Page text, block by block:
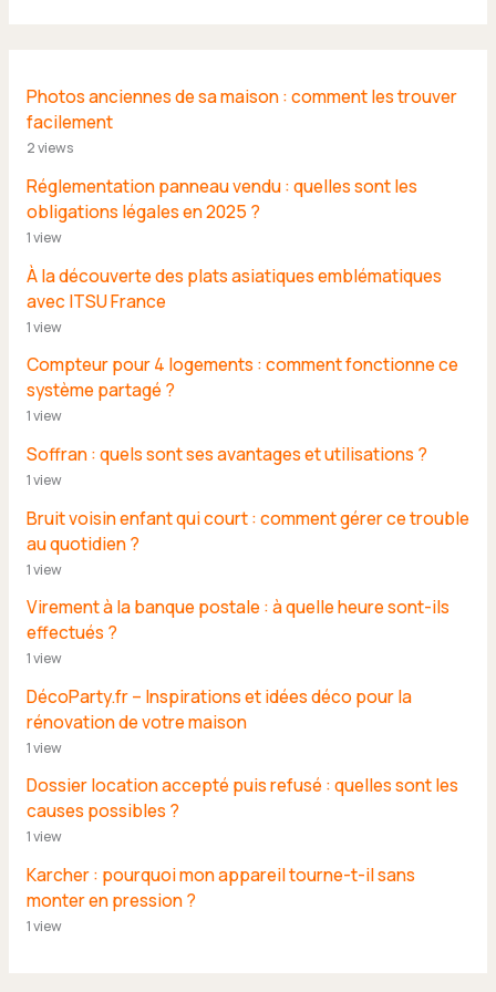
Photos anciennes de sa maison : comment les trouver
facilement
2 views
Réglementation panneau vendu : quelles sont les
obligations légales en 2025 ?
1 view
À la découverte des plats asiatiques emblématiques
avec ITSU France
1 view
Compteur pour 4 logements : comment fonctionne ce
système partagé ?
1 view
Soffran : quels sont ses avantages et utilisations ?
1 view
Bruit voisin enfant qui court : comment gérer ce trouble
au quotidien ?
1 view
Virement à la banque postale : à quelle heure sont-ils
effectués ?
1 view
DécoParty.fr – Inspirations et idées déco pour la
rénovation de votre maison
1 view
Dossier location accepté puis refusé : quelles sont les
causes possibles ?
1 view
Karcher : pourquoi mon appareil tourne-t-il sans
monter en pression ?
1 view